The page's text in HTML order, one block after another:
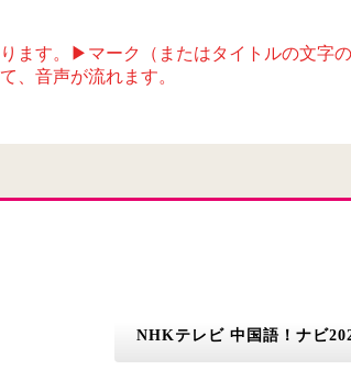
ます。▶マーク（またはタイトルの文字
、音声が流れます。
NHKテレビ 中国語！ナビ